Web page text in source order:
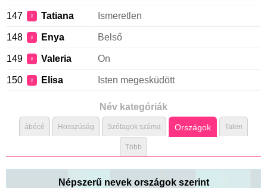
147 ♀ Tatiana Ismeretlen
148 ♀ Enya Belső
149 ♀ Valeria On
150 ♀ Elisa Isten megesküdött
Név kategóriák
ábécé Hosszúság Szótagok száma Országok Talen
Több
Népszerű nevek országok szerint